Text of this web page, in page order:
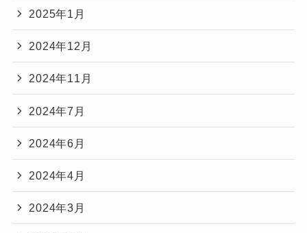
2025年1月
2024年12月
2024年11月
2024年7月
2024年6月
2024年4月
2024年3月